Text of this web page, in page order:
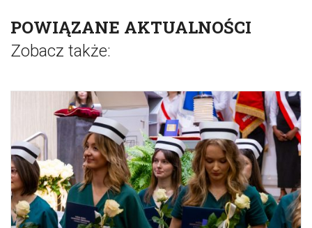
POWIĄZANE AKTUALNOŚCI
Zobacz także: